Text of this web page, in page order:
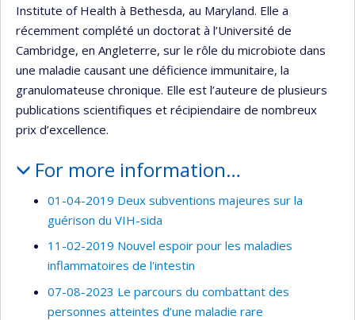
Institute of Health à Bethesda, au Maryland. Elle a
récemment complété un doctorat à l’Université de
Cambridge, en Angleterre, sur le rôle du microbiote dans
une maladie causant une déficience immunitaire, la
granulomateuse chronique. Elle est l’auteure de plusieurs
publications scientifiques et récipiendaire de nombreux
prix d’excellence.
For more information…
01-04-2019 Deux subventions majeures sur la
guérison du VIH-sida
11-02-2019 Nouvel espoir pour les maladies
inflammatoires de l'intestin
07-08-2023 Le parcours du combattant des
personnes atteintes d’une maladie rare